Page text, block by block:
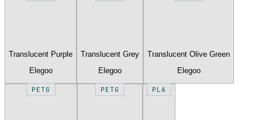
Translucent Purple
Elegoo
Translucent Grey
Elegoo
Translucent Olive Green
Elegoo
PETG PETG PLA